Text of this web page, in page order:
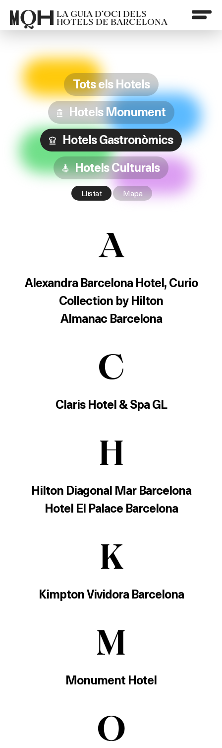
LA GUIA D’OCI DELS
HOTELS DE BARCELONA
HOTELS
TERRASSES
BARS
SPAS
RESTAURANTS
SALES
Tots els Hotels
Hotels Monument
Hotels Gastronòmics
Hotels Culturals
Llistat Mapa
A
Alexandra Barcelona Hotel, Curio
Collection by Hilton
Almanac Barcelona
C
Claris Hotel & Spa GL
H
Hilton Diagonal Mar Barcelona
Hotel El Palace Barcelona
K
Kimpton Vividora Barcelona
M
Monument Hotel
O